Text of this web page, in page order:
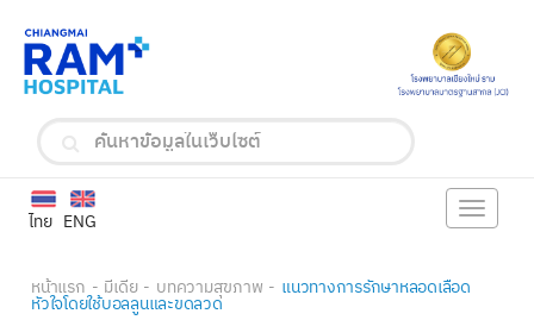
ENG
ไทย Toggle
หน้าแรก มีเดีย บทความสุขภาพ แนวทางการรักษาหลอดเลือด
หัวใจโดยใช้บอลลูนและขดลวด